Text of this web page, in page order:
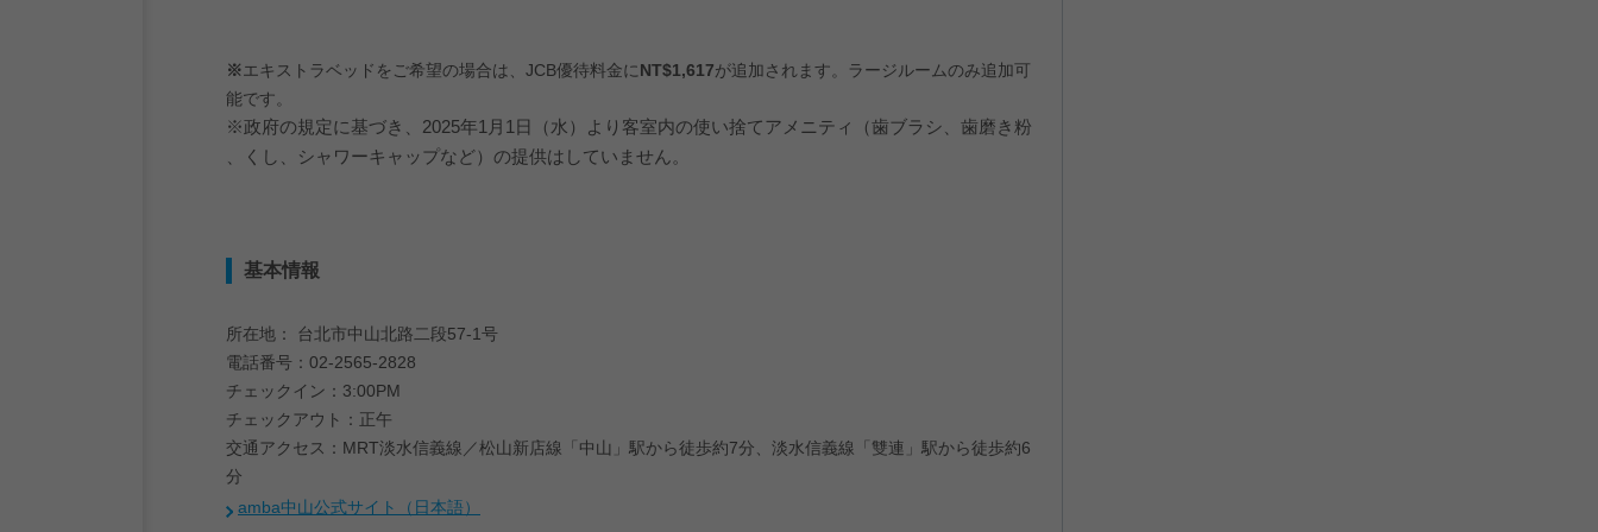
※エキストラベッドをご希望の場合は、JCB優待料金にNT$1,617が追加されます。ラージルームのみ追加可
能です。
※政府の規定に基づき、 2025年1月 1日（水）より客室内の使い捨てアメニティ（歯ブラシ、歯磨き粉
、くし、シャワーキャップなど）の提供はしていません。
基本情報
所在地： 台北市中山北路二段57-1号
電話番号：02-2565-2828
チェックイン：3:00PM
チェックアウト：正午
交通アクセス：MRT淡水信義線／松山新店線「中山」駅から徒歩約7分、淡水信義線「雙連」駅から徒歩約6
分
amba中山公式サイト（日本語）